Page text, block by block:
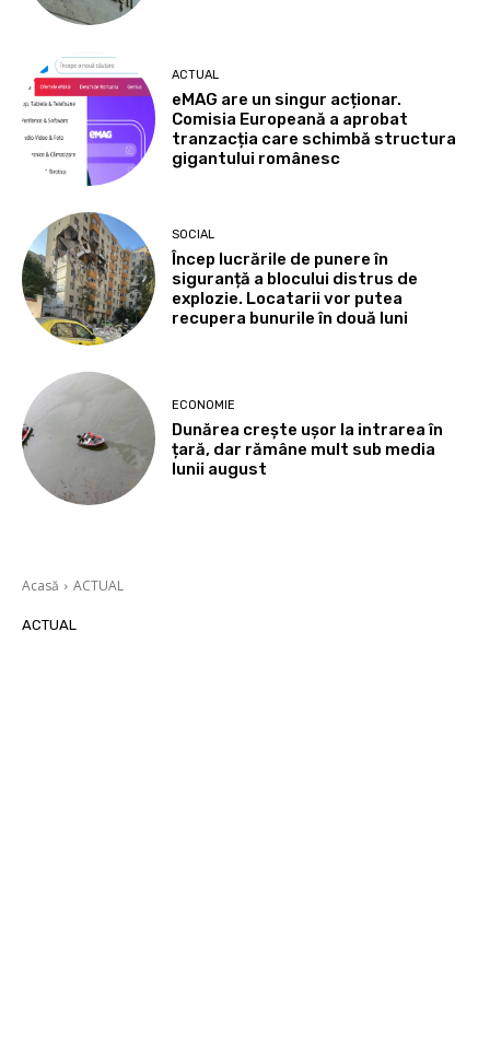
ACTUAL
eMAG are un singur acționar.
Comisia Europeană a aprobat
tranzacția care schimbă structura
gigantului românesc
SOCIAL
Încep lucrările de punere în
siguranță a blocului distrus de
explozie. Locatarii vor putea
recupera bunurile în două luni
ECONOMIE
Dunărea crește ușor la intrarea în
țară, dar rămâne mult sub media
lunii august